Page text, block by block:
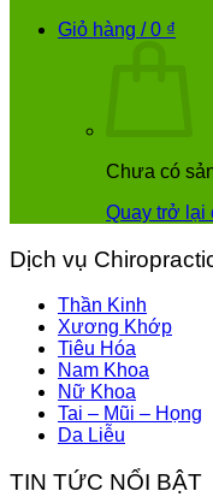
Giỏ hàng /0 ₫
Chưa có
Quay trở lại
Dịch vụ
Thần Kinh
Xương Khớp
Tiêu Hóa
Nam Khoa
Nữ Khoa
Tai – Mũi – Họng
Da Liễu
TIN TỨC NỔI BẬT